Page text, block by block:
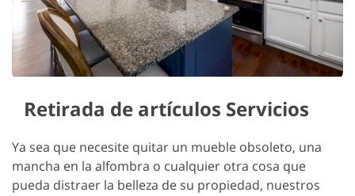
Retirada de artículos Servicios
Ya sea que necesite quitar un mueble obsoleto, una
mancha en la alfombra o cualquier otra cosa que
pueda distraer la belleza de su propiedad, nuestros